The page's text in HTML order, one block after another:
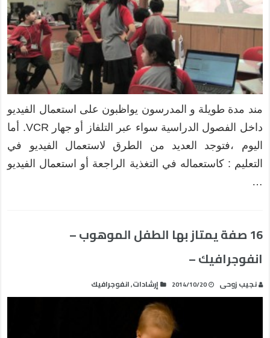
مند مدة طويلة و المدرسون يواظبون على استعمال الفيديو
داخل الفصول الدراسية سواء عبر التلفاز أو جهار VCR. أما
اليوم ،فتوجد العديد من الطرق لاستعمال الفيديو في
التعليم : كاستعماله في التغذية الراجعة أو استعمال الفيديو
…
16 صفة يمتاز بها الطفل الموهوب –
انفوجرافيك –
نجيب زوحى 2014/10/20 إرشادات,انفوجرافيك